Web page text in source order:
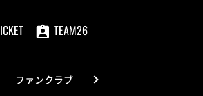
TEAM26
ファンクラブ